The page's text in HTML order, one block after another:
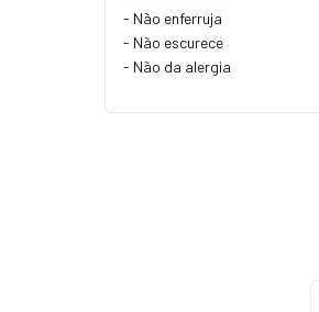
- Não enferruja
- Não escurece
- Não da alergia